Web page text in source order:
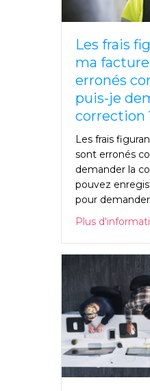
Les frais
ma
erronés
puis-je
correction
Les frais
sont erronés
demander la
pouvez
pour demander
Plus